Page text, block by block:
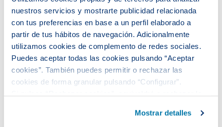
nuestros servicios y mostrarte publicidad relacionada
con tus preferencias en base a un perfil elaborado a
partir de tus hábitos de navegación. Adicionalmente
utilizamos cookies de complemento de redes sociales.
Puedes aceptar todas las cookies pulsando “Aceptar
cookies”. También puedes permitir o rechazar las
cookies de forma granular pulsando “Configurar”.
son indispensables para que el sitio web funcione y que
Mostrar detalles
Consulta la previsión